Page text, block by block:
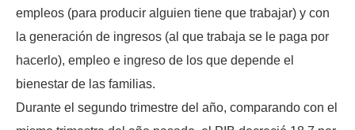
empleos (para producir alguien tiene que trabajar) y con
la generación de ingresos (al que trabaja se le paga por
hacerlo), empleo e ingreso de los que depende el
bienestar de las familias.
Durante el segundo trimestre del año, comparando con el